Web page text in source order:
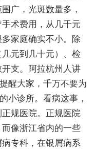
广，光斑数量多，
术费用，从几千元
家庭确实不小。除
元到几十元）、检
支。阿拉杭州人讲
醒大家，千万不要为
小诊所。看病这事，
规医院。正规医院
像浙江省内的一些
专科，在银屑病系